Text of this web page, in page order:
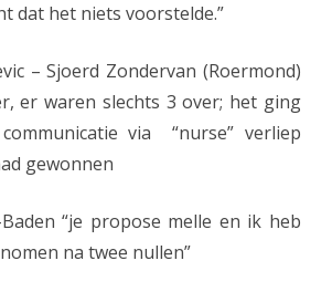
dat het niets voorstelde.”
– Sjoerd Zondervan (Roermond)
er waren slechts 3 over; het ging
via “nurse” verliep
gewonnen
Baden “je propose melle en ik heb
na twee nullen”